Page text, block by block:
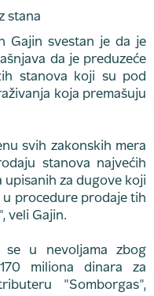
Gajin svestan je da je
da je preduzeće
stanova koji su pod
koja premašuju
svih zakonskih mera
stanova najvećih
upisanih za dugove koji
procedure prodaje tih
veli Gajin.
se u nevoljama zbog
miliona dinara za
"Somborgas",